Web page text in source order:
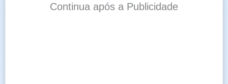
Continua após a Publicidade